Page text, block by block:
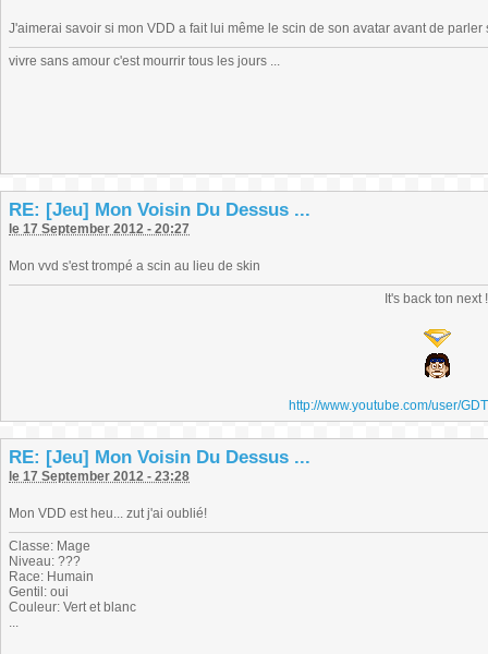
J'aimerai savoir si mon VDD a fait lui même le scin de son avatar avant de
vivre sans amour c'est mourrir tous les jours ...
RE: [Jeu] Mon Voisin Du Dessus ...
le 17 September 2012 - 20:27
Mon vvd s'est trompé a scin au lieu de skin
It's back ton next !
http://www.youtube.com/user/
RE: [Jeu] Mon Voisin Du Dessus ...
le 17 September 2012 - 23:28
Mon VDD est heu... zut j'ai oublié!
Classe: Mage
Niveau: ???
Race: Humain
Gentil: oui
Couleur: Vert et blanc
...